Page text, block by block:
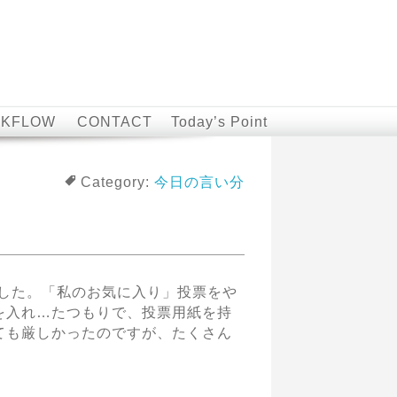
CONTACT Today’s Point
Category: 今日の言い分
た。「私のお気に入り」投票をや
入れ…たつもりで、投票用紙を持
厳しかったのですが、たくさん